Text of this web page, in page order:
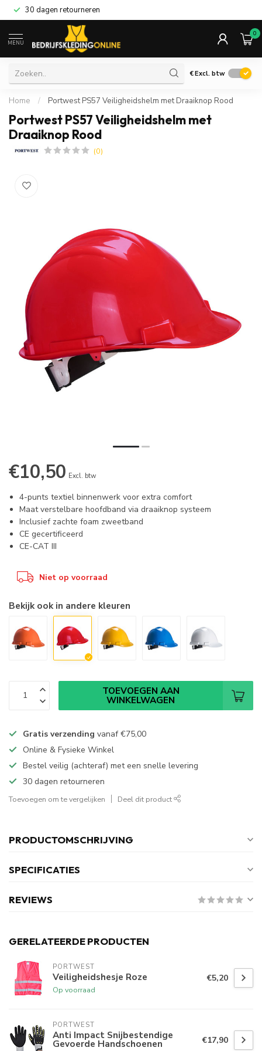
30 dagen retourneren
MENU
0
€Excl. btw
Home / Portwest PS57 Veiligheidshelm met Draaiknop Rood
Portwest PS57 Veiligheidshelm met
Draaiknop Rood
(0)
€10,50 Excl. btw
4-punts textiel binnenwerk voor extra comfort
Maat verstelbare hoofdband via draaiknop systeem
Inclusief zachte foam zweetband
CE gecertificeerd
CE-CAT III
Niet op voorraad
Bekijk ook in andere kleuren
TOEVOEGEN AAN
WINKELWAGEN
Gratis verzending vanaf€75,00
Online & Fysieke Winkel
Bestel veilig (achteraf) met een snelle levering
30 dagen retourneren
Toevoegen om te vergelijken Deel dit product
PRODUCTOMSCHRIJVING
SPECIFICATIES
REVIEWS
GERELATEERDE PRODUCTEN
PORTWEST
Veiligheidshesje Roze
Op voorraad
€5,20
PORTWEST
Anti Impact Snijbestendige
Gevoerde Handschoenen €17,90